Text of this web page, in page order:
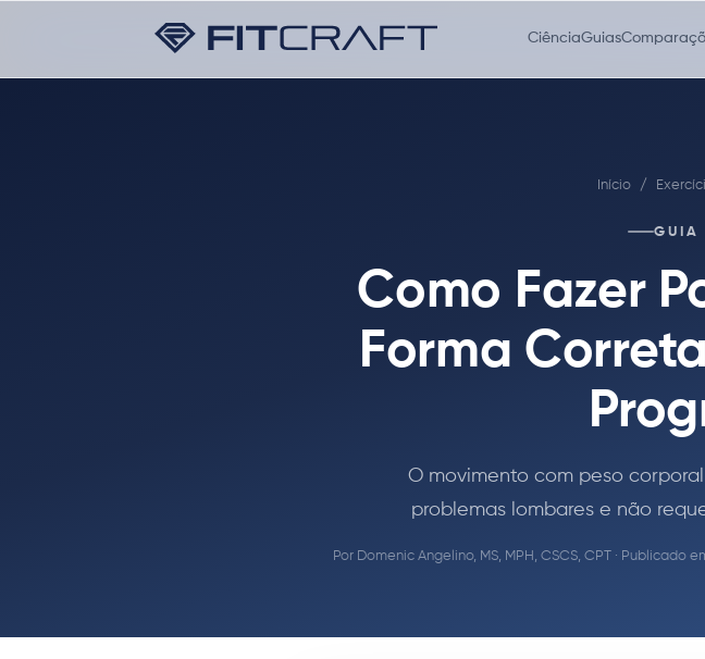
CiênciaGuias
Início /
GUIA
Como Fazer
Forma
O movimento com peso
problemas lombares e não
Por Domenic Angelino, MS, MPH, CSCS, CPT· Publicado